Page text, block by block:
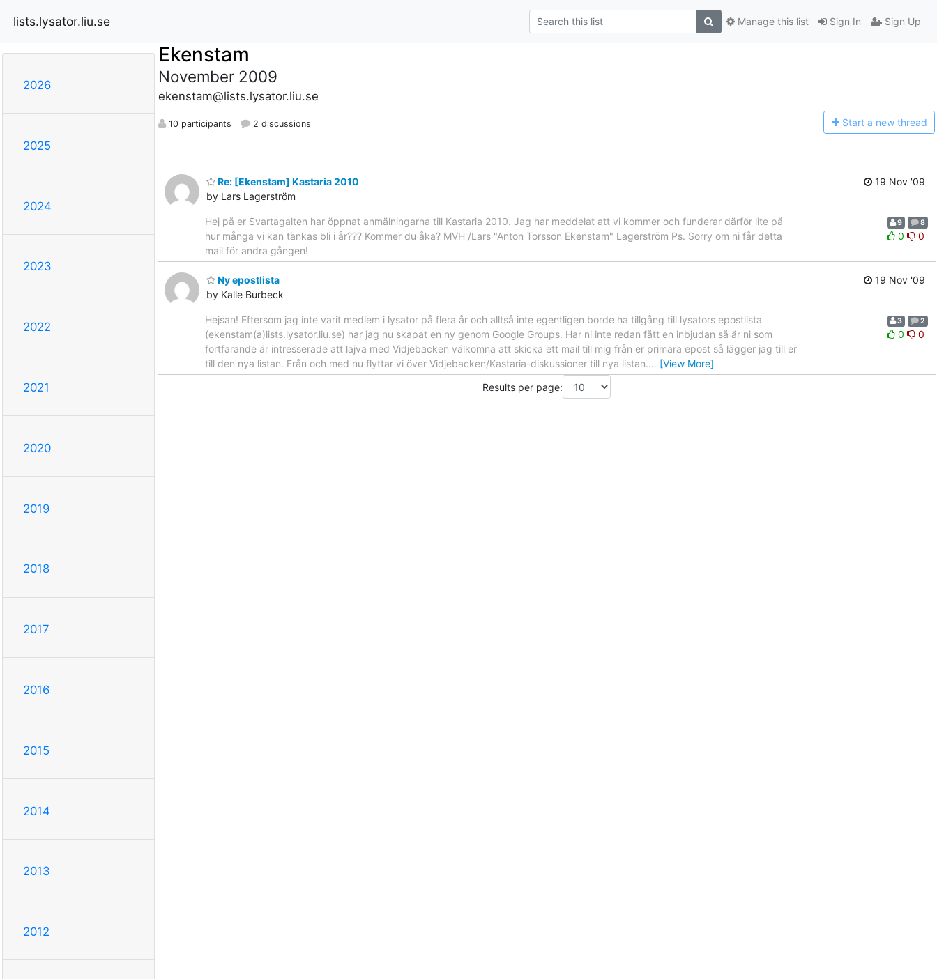
lists.lysator.liu.se Sign In Sign Up
Manage this list
2026
2025
2024
2023
2022
2021
2020
2019
2018
2017
2016
2015
2014
2013
2012
Ekenstam
November 2009
ekenstam@lists.lysator.liu.se
10 participants 2 discussions Start a new thread
Re: [Ekenstam] Kastaria 2010
by Lars Lagerström
19 Nov '09
Hej på er Svartagalten har öppnat anmälningarna till Kastaria 2010. Jag har meddelat att vi kommer och funderar därför lite på
hur många vi kan tänkas bli i år??? Kommer du åka? MVH /Lars "Anton Torsson Ekenstam" Lagerström Ps. Sorry om ni får detta
mail för andra gången!
9 8
0 0
Ny epostlista
by Kalle Burbeck
19 Nov '09
Hejsan! Eftersom jag inte varit medlem i lysator på flera år och alltså inte egentligen borde ha tillgång till lysators epostlista
(ekenstam(a)lists.lysator.liu.se) har jag nu skapat en ny genom Google Groups. Har ni inte redan fått en inbjudan så är ni som
fortfarande är intresserade att lajva med Vidjebacken välkomna att skicka ett mail till mig från er primära epost så lägger jag till er
till den nya listan. Från och med nu flyttar vi över Vidjebacken/Kastaria-diskussioner till nya listan.… [View More]
3 2
0 0
Results per page: